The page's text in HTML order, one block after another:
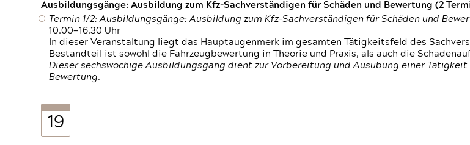
Ausbildungsgänge: Ausbildung zum Kfz-Sachverständigen für Schäden und Bewertung (2
Termin 1/2: Ausbildungsgänge: Ausbildung zum Kfz-Sachverständigen für Schäden und
10.00—16.30 Uhr
In dieser Veranstaltung liegt das Hauptaugenmerk im gesamten Tätigkeitsfeld des
Bestandteil ist sowohl die Fahrzeugbewertung in Theorie und Praxis, als auch die
Dieser sechswöchige Ausbildungsgang dient zur Vorbereitung und Ausübung einer
Bewertung.
19